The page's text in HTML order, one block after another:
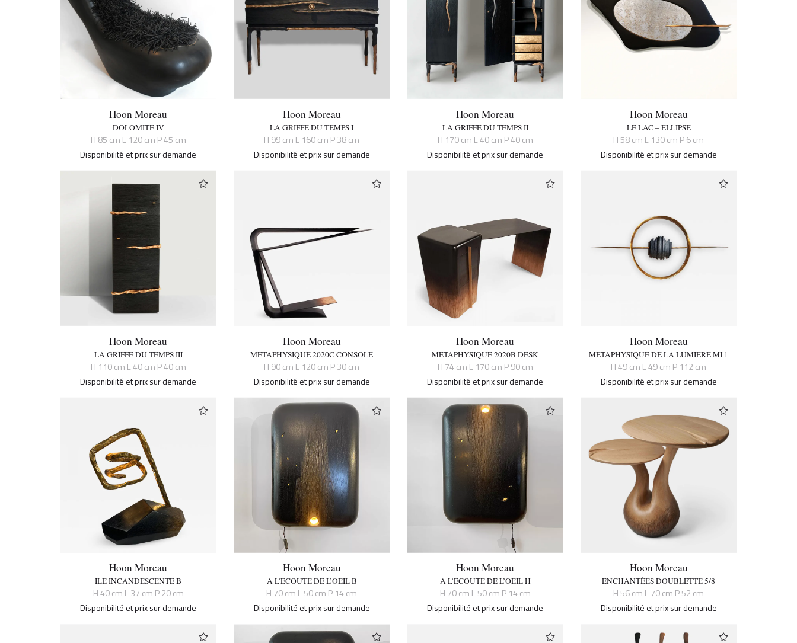
Hoon Moreau
DOLOMITE IV
H 85 cm L 120 cm P 45 cm
Disponibilité et prix sur demande
Hoon Moreau
LA GRIFFE DU TEMPS I
H 99 cm L 160 cm P 38 cm
Disponibilité et prix sur demande
Hoon Moreau
LA GRIFFE DU TEMPS II
H 170 cm L 40 cm P 40 cm
Disponibilité et prix sur demande
Hoon Moreau
LE LAC – ELLIPSE
H 58 cm L 130 cm P 6 cm
Disponibilité et prix sur demande
Hoon Moreau
LA GRIFFE DU TEMPS III
H 110 cm L 40 cm P 40 cm
Disponibilité et prix sur demande
Hoon Moreau
METAPHYSIQUE 2020C CONSOLE
H 90 cm L 120 cm P 30 cm
Disponibilité et prix sur demande
Hoon Moreau
METAPHYSIQUE 2020B DESK
H 74 cm L 170 cm P 90 cm
Disponibilité et prix sur demande
Hoon Moreau
METAPHYSIQUE DE LA LUMIERE MI 1
H 49 cm L 49 cm P 112 cm
Disponibilité et prix sur demande
Hoon Moreau
ILE INCANDESCENTE B
H 40 cm L 37 cm P 20 cm
Disponibilité et prix sur demande
Hoon Moreau
A L’ECOUTE DE L’OEIL B
H 70 cm L 50 cm P 14 cm
Disponibilité et prix sur demande
Hoon Moreau
A L’ECOUTE DE L’OEIL H
H 70 cm L 50 cm P 14 cm
Disponibilité et prix sur demande
Hoon Moreau
ENCHANTÉES DOUBLETTE 5/8
H 56 cm L 70 cm P 52 cm
Disponibilité et prix sur demande